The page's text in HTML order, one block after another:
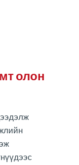
олон